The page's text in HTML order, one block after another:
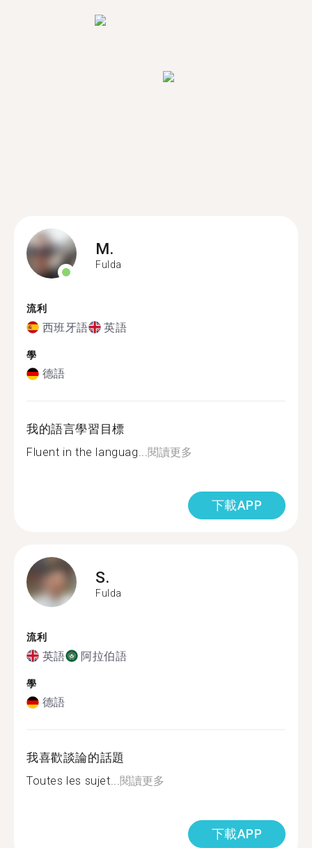
M.
Fulda
流利
西班牙語 英語
學
德語
我的語言學習目標
Fluent in the languag...閱讀更多
下載APP
S.
Fulda
流利
英語 阿拉伯語
學
德語
我喜歡談論的話題
Toutes les sujet...閱讀更多
下載APP